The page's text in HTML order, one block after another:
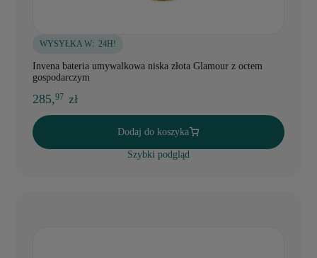
WYSYŁKA W: 24H!
Invena bateria umywalkowa niska złota Glamour z octem
gospodarczym
285,97 zł
Dodaj do koszyka
Szybki podgląd